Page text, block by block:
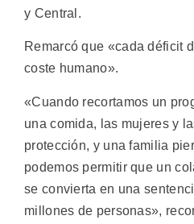
y Central.
Remarcó que «cada déficit
coste humano».
«Cuando recortamos un
una comida, las mujeres y
protección, y una familia
podemos permitir que un
se convierta en una
millones de personas»,